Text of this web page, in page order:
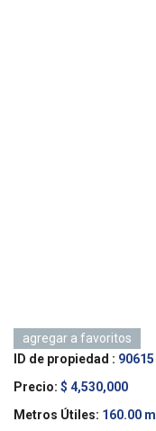
agregar a favoritos
ID de propiedad : 90615
Precio: $ 4,530,000
Metros Útiles: 160.00 m